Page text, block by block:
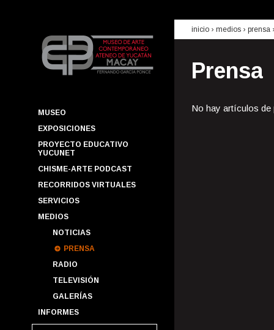
MUSEO
EXPOSICIONES
PROYECTO EDUCATIVO
YUCUNET
CHISME-ARTE PODCAST
RECORRIDOS VIRTUALES
SERVICIOS
MEDIOS
NOTICIAS
PRENSA
RADIO
TELEVISIÓN
GALERÍAS
INFORMES
inicio › medios › prensa
Prensa
No hay artículos de